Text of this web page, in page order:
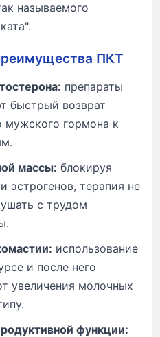
называемого
ПКТ
препараты
быстрый возврат
мужского гормона к
массы: блокируя
эстрогенов, терапия не
с трудом
использование
и после него
увеличения молочных
функции: